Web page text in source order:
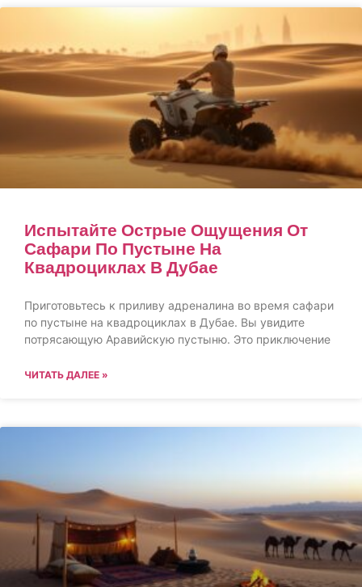
Испытайте Острые Ощущения От
Сафари По Пустыне На
Квадроциклах В Дубае
Приготовьтесь к приливу адреналина во время сафари
по пустыне на квадроциклах в Дубае. Вы увидите
потрясающую Аравийскую пустыню. Это приключение
ЧИТАТЬ ДАЛЕЕ »